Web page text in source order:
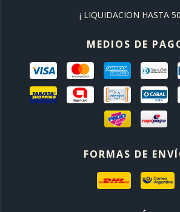
¡ LIQUIDACION HASTA
MEDIOS DE
FORMAS DE